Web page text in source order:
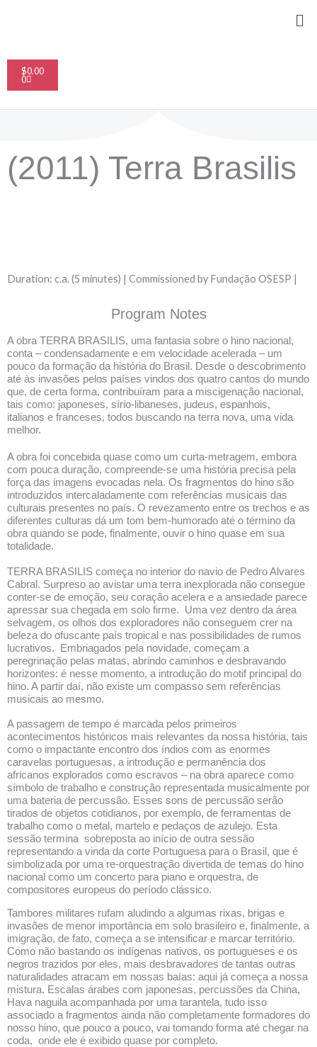
$0.00
0
Cart
(2011) Terra Brasilis
Duration: c.a. (5 minutes) | Commissioned by Fundação OSESP |
Program Notes
A obra TERRA BRASILIS, uma fantasia sobre o hino nacional,
conta – condensadamente e em velocidade acelerada – um
pouco da formação da história do Brasil. Desde o descobrimento
até às invasões pelos países vindos dos quatro cantos do mundo
que, de certa forma, contribuíram para a miscigenação nacional,
tais como: japoneses, sírio-libaneses, judeus, espanhois,
italianos e franceses, todos buscando na terra nova, uma vida
melhor.
A obra foi concebida quase como um curta-metragem, embora
com pouca duração, compreende-se uma história precisa pela
força das imagens evocadas nela. Os fragmentos do hino são
introduzidos intercaladamente com referências musicais das
culturais presentes no país. O revezamento entre os trechos e as
diferentes culturas dá um tom bem-humorado até o término da
obra quando se pode, finalmente, ouvir o hino quase em sua
totalidade.
TERRA BRASILIS começa no interior do navio de Pedro Alvares
Cabral. Surpreso ao avistar uma terra inexplorada não consegue
conter-se de emoção, seu coração acelera e a ansiedade parece
apressar sua chegada em solo firme. Uma vez dentro da área
selvagem, os olhos dos exploradores não conseguem crer na
beleza do ofuscante país tropical e nas possibilidades de rumos
lucrativos. Embriagados pela novidade, começam a
peregrinação pelas matas, abrindo caminhos e desbravando
horizontes: é nesse momento, a introdução do motif principal do
hino. A partir daí, não existe um compasso sem referências
musicais ao mesmo.
A passagem de tempo é marcada pelos primeiros
acontecimentos históricos mais relevantes da nossa história, tais
como o impactante encontro dos índios com as enormes
caravelas portuguesas, a introdução e permanência dos
africanos explorados como escravos – na obra aparece como
símbolo de trabalho e construção representada musicalmente por
uma bateria de percussão. Esses sons de percussão serão
tirados de objetos cotidianos, por exemplo, de ferramentas de
trabalho como o metal, martelo e pedaços de azulejo. Esta
sessão termina sobreposta ao início de outra sessão
representando a vinda da corte Portuguesa para o Brasil, que é
simbolizada por uma re-orquestração divertida de temas do hino
nacional como um concerto para piano e orquestra, de
compositores europeus do período clássico.
Tambores militares rufam aludindo a algumas rixas, brigas e
invasões de menor importância em solo brasileiro e, finalmente, a
imigração, de fato, começa a se intensificar e marcar território.
Como não bastando os indígenas nativos, os portugueses e os
negros trazidos por eles, mais desbravadores de tantas outras
naturalidades atracam em nossas baías: aqui já começa a nossa
mistura. Escalas árabes com japonesas, percussões da China,
Hava naguila acompanhada por uma tarantela, tudo isso
associado a fragmentos ainda não completamente formadores do
nosso hino, que pouco a pouco, vai tomando forma até chegar na
coda, onde ele é exibido quase por completo.